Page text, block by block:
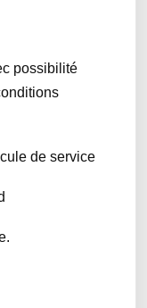
possibilité
de service